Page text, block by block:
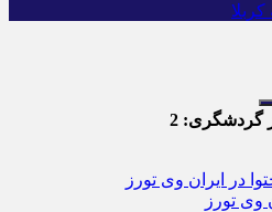
گردشگری:
در ایران وی تورز
وی تورز